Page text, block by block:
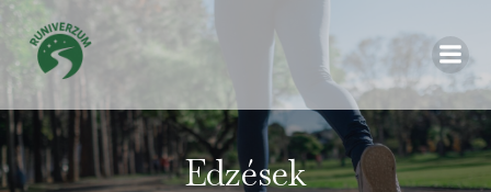
Edzések